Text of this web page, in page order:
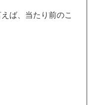
ば、当たり前のこ